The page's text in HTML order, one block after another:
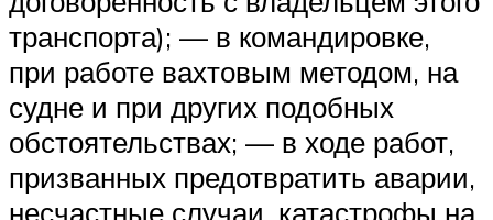
транспорта); — в командировке,
при работе вахтовым методом, на
судне и при других подобных
обстоятельствах; — в ходе работ,
призванных предотвратить аварии,
несчастные случаи, катастрофы на